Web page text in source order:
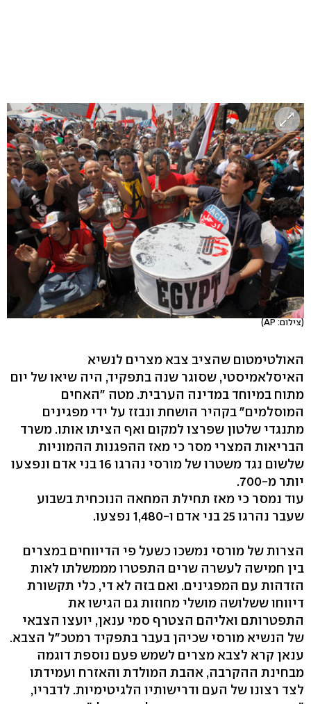
(צילום: AP)
האולטימטום שהציב צבא מצרים לנשיא
האיסלאמיסטי, שסוגר שנה בתפקיד, היה שיאו של יום
מתוח במיוחד במדינה הערבית. מטה "האחים
המוסלמים" בקהיר הושחת ונבזז על ידי מפגינים
מתנגדי שלטון שפרצו למקום ואף הציתו אותו. משרד
הבריאות המצרי מסר כי מאז ההפגנות ההמוניות
שלשום נגד משטרו של מורסי נהרגו 16 בני אדם ונפצעו
יותר מ-700.
עוד נמסר כי מאז תחילת המחאה הנוכחית בשבוע
שעבר נהרגו 25 בני אדם ו-1,480 נפצעו.
הצרות של מורסי נמשכו כשעל פי הדיווחים במצרים
בין חמישה לעשרה שרים התפטרו מממשלתו לאות
הזדהות עם המפגינים. ואם בזה לא די, כלי תקשורת
דיווחו ששלושה מושלי מחוזות גם הגישו את
התפטרותם ואליהם הצטרף סמי ענאן, יועצו הצבאי
של הנשיא מורסי שכיהן בעבר בתפקיד רמטכ"ל הצבא.
ענאן קרא לצבא מצרים לשמש פעם נוספת דוגמה
מבחינת ההקרבה, אהבת המולדת והאזרח ועמידתו
לצד רצונו של העם ודרישותיו הלגיטימיות. לדבריו,